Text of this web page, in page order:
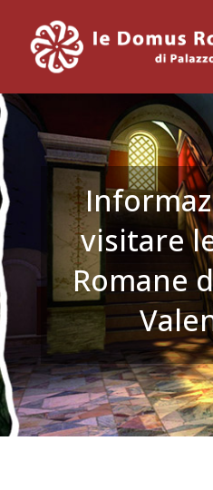
contenuto
visitare
Romane